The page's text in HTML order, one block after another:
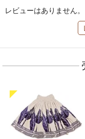
レビューはありません。